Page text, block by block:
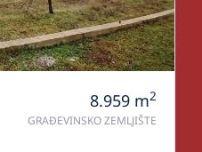
8.959 m2
GRAĐEVINSKO ZEMLJIŠTE